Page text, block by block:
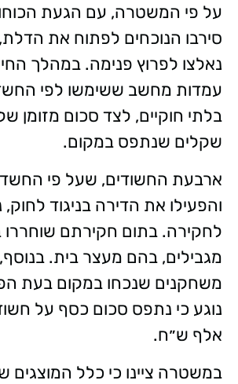
על פי המשטרה, עם הגעת
סירבו הנוכחים לפתוח את
עמדות מחשב ששימשו לפי
שקלים שנתפס במקום.
ארבעת החשודים, שעל פי החשד
והפעילו את הדירה בניגוד לחוק,
לחקירה. בתום חקירתם שוחררו
מגבילים, בהם מעצר בית. בנוסף,
משחקנים שנכחו במקום בעת
אלף ש״ח.
במשטרה ציינו כי כלל המוצגים